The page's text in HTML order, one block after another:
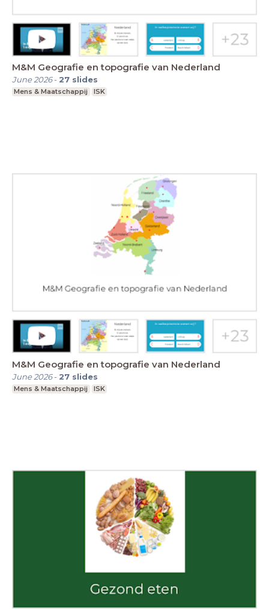
M&M Geografie en topografie van Nederland
June 2026- 27 slides
Mens & Maatschappij ISK
M&M Geografie en topografie van Nederland
June 2026- 27 slides
Mens & Maatschappij ISK